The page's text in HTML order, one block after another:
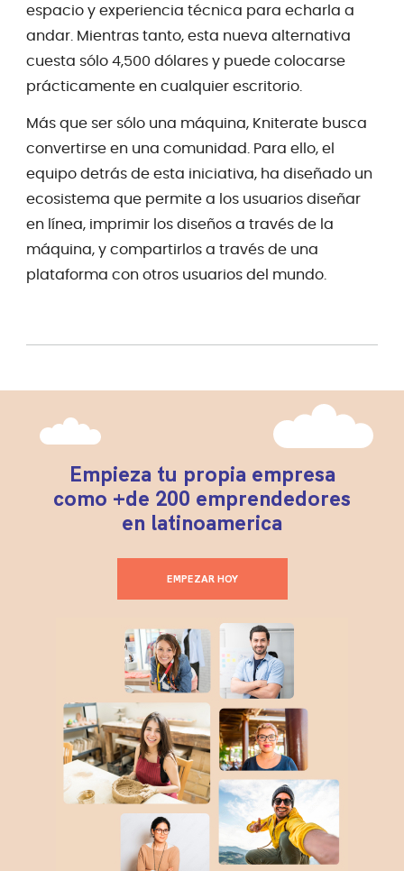
espacio y experiencia técnica para echarla a
andar. Mientras tanto, esta nueva alternativa
cuesta sólo 4,500 dólares y puede colocarse
prácticamente en cualquier escritorio.
Más que ser sólo una máquina, Kniterate busca
convertirse en una comunidad. Para ello, el
equipo detrás de esta iniciativa, ha diseñado un
ecosistema que permite a los usuarios diseñar
en línea, imprimir los diseños a través de la
máquina, y compartirlos a través de una
plataforma con otros usuarios del mundo.
Empieza tu propia empresa
como +de 200 emprendedores
en latinoamerica
EMPEZAR HOY